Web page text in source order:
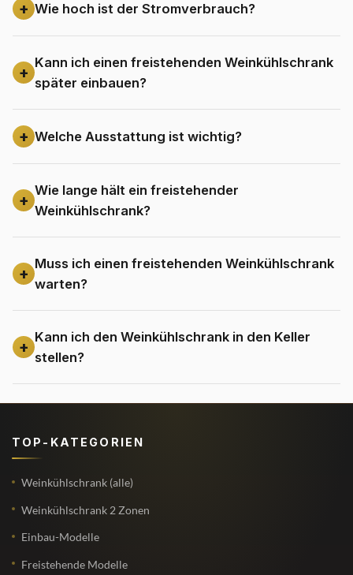
Wie hoch ist der Stromverbrauch?
Kann ich einen freistehenden Weinkühlschrank
später einbauen?
Welche Ausstattung ist wichtig?
Wie lange hält ein freistehender
Weinkühlschrank?
Muss ich einen freistehenden Weinkühlschrank
warten?
Kann ich den Weinkühlschrank in den Keller
stellen?
TOP-KATEGORIEN
Weinkühlschrank (alle)
Weinkühlschrank 2 Zonen
Einbau-Modelle
Freistehende Modelle